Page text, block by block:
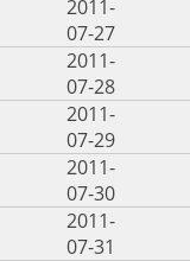
2011-
07-27
2011-
07-28
2011-
07-29
2011-
07-30
2011-
07-31